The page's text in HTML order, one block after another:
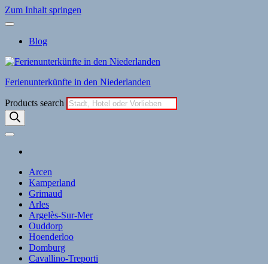
Zum Inhalt springen
Blog
Ferienunterkünfte in den Niederlanden
Products search
Arcen
Kamperland
Grimaud
Arles
Argelès-Sur-Mer
Ouddorp
Hoenderloo
Domburg
Cavallino-Treporti